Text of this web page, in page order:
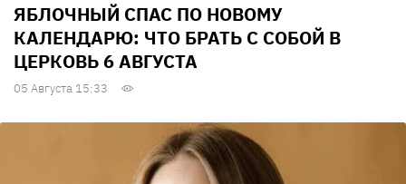
ЯБЛОЧНЫЙ СПАС ПО НОВОМУ
КАЛЕНДАРЮ: ЧТО БРАТЬ С СОБОЙ В
ЦЕРКОВЬ 6 АВГУСТА
05 Августа 15:33